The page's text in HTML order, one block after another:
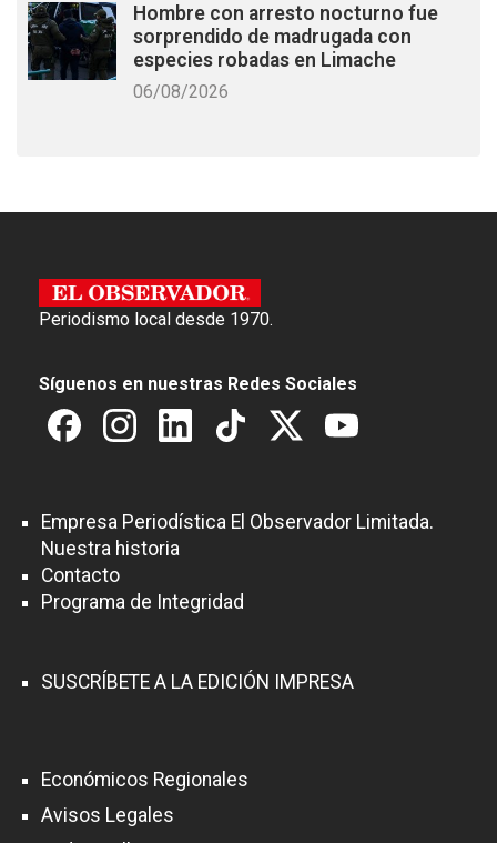
Hombre con arresto nocturno fue
sorprendido de madrugada con
especies robadas en Limache
06/08/2026
Periodismo local desde 1970.
Síguenos en nuestras Redes Sociales
Empresa Periodística El Observador Limitada.
Nuestra historia
Contacto
Programa de Integridad
SUSCRÍBETE A LA EDICIÓN IMPRESA
Económicos Regionales
Avisos Legales